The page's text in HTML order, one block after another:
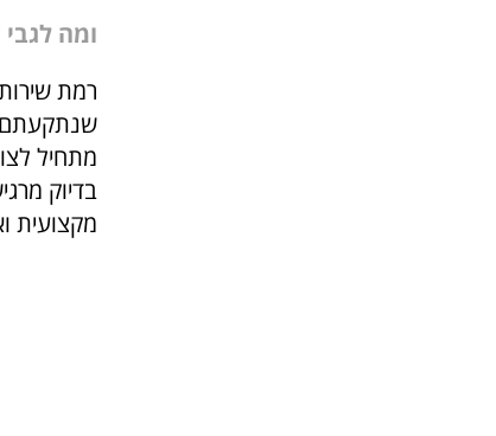
ומה
רמת
שנתקעתם
מתחיל
בדיוק
מקצועית